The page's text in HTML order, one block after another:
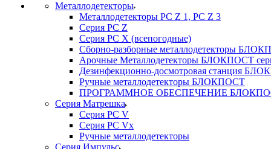
Металлодетекторы
Металлодетекторы РС Z 1, PC Z 3
Серия РС Z
Серия РС X (всепогодные)
Сборно-разборные металлодетекторы
Арочные Металлодетекторы БЛОКПОСТ
Дезинфекционно-досмотровая станция
Ручные металлодетекторы БЛОКПОСТ
ПРОГРАММНОЕ ОБЕСПЕЧЕНИЕ
Серия Матрешка
Серия PC V
Серия PC Vx
Ручные металлодетекторы
Серия Импульс